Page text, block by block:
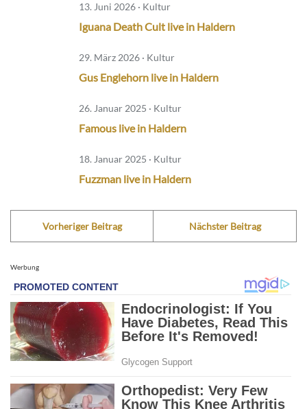
13. Juni 2026 · Kultur
Iguana Death Cult live in Haldern
29. März 2026 · Kultur
Gus Englehorn live in Haldern
26. Januar 2025 · Kultur
Famous live in Haldern
18. Januar 2025 · Kultur
Fuzzman live in Haldern
Vorheriger Beitrag Nächster Beitrag
Werbung